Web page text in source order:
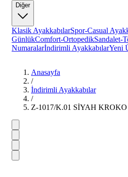
Diğer
Klasik AyakkabılarSpor-Casual
GünlükComfort-OrtopedikSandalet-
Numaralarİndirimli AyakkabılarYeni
Anasayfa
/
İndirimli Ayakkabılar
/
Z-1017/K.01 SİYAH KROKO